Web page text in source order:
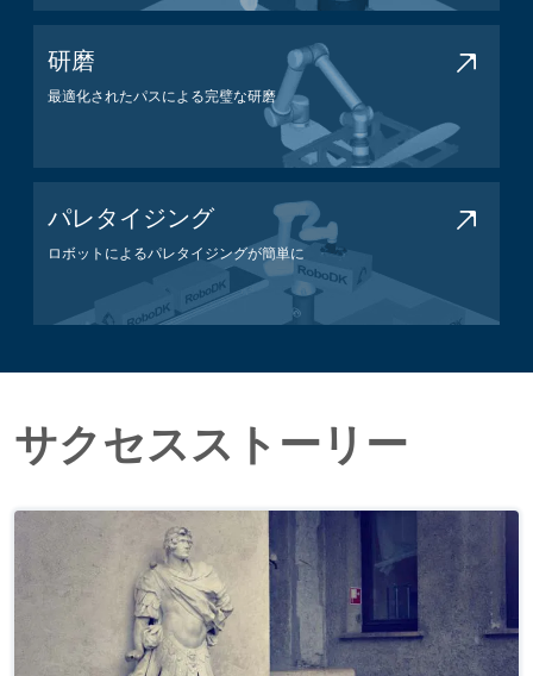
研磨
最適化されたパスによる完璧な研磨
パレタイジング
ロボットによるパレタイジングが簡単に
パレタイジングアプリケーション
サクセスストーリー